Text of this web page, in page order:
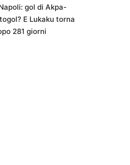
gol di Akpa-
E Lukaku torna
281 giorni